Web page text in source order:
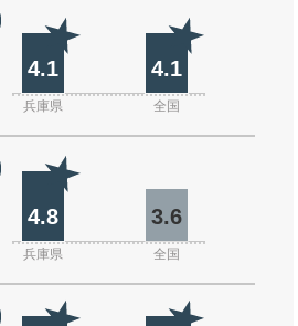
4.1 4.1
兵庫県 全国
4.8 3.6
兵庫県 全国